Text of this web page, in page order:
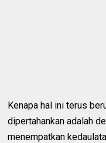
Kenapa hal ini terus
dipertahankan adalah
menempatkan